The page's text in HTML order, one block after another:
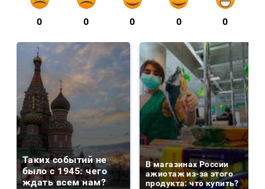
0 0 0 0 0
Таких событий не
было с 1945: чего
ждать всем нам?
В магазинах России
ажиотаж из-за этого
продукта: что купить?